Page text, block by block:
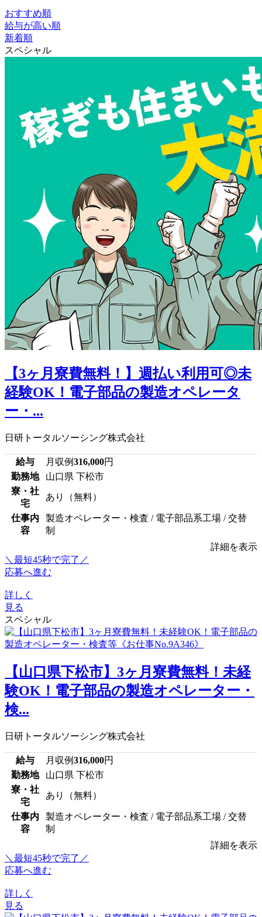
おすすめ順
給与が高い順
新着順
スペシャル
【3ヶ月寮費無料！】週払い利用可◎未
経験OK！電子部品の製造オペレータ
ー・...
日研トータルソーシング株式会社
給与 月収例316,000円
勤務地
山口県 下松市
寮・社
宅
あり（無料）
仕事内
容
製造オペレーター・検査 / 電子部品系工場 / 交替
制
詳細を表示
＼最短45秒で完了／
応募へ進む
詳しく
見る
スペシャル
【山口県下松市】3ヶ月寮費無料！未経
験OK！電子部品の製造オペレーター・
検...
日研トータルソーシング株式会社
給与 月収例316,000円
勤務地
山口県 下松市
寮・社
宅
あり（無料）
仕事内
容
製造オペレーター・検査 / 電子部品系工場 / 交替
制
詳細を表示
＼最短45秒で完了／
応募へ進む
詳しく
見る